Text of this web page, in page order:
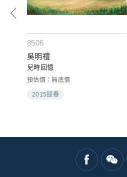
8506
吳明禮
兒時回憶
預估價：無底價
2015迎春